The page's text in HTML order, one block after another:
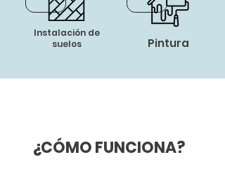
Instalación de
suelos
Pintura
¿CÓMO FUNCIONA?